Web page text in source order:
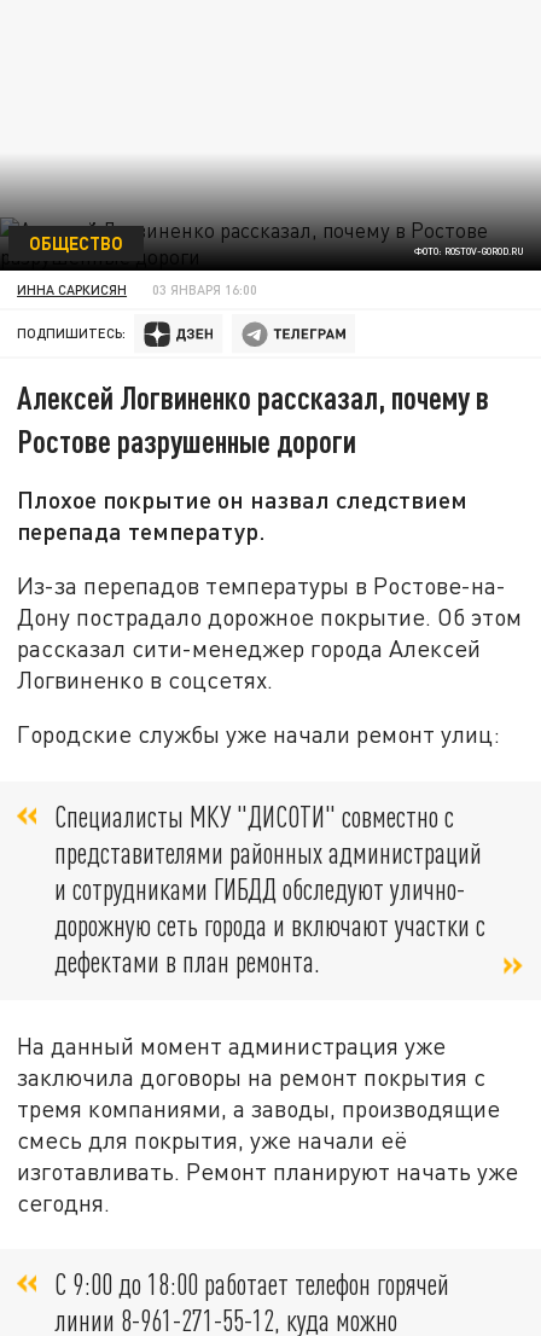
ФОТО: ROSTOV-GOROD.RU
ОБЩЕСТВО
ИННА САРКИСЯН 03 ЯНВАРЯ 16:00
ПОДПИШИТЕСЬ:
Алексей Логвиненко рассказал, почему в
Ростове разрушенные дороги
Плохое покрытие он назвал следствием
перепада температур.
Из-за перепадов температуры в Ростове-на-
Дону пострадало дорожное покрытие. Об этом
рассказал сити-менеджер города Алексей
Логвиненко в соцсетях.
Городские службы уже начали ремонт улиц:
Специалисты МКУ "ДИСОТИ" совместно с
представителями районных администраций
и сотрудниками ГИБДД обследуют улично-
дорожную сеть города и включают участки с
дефектами в план ремонта.
На данный момент администрация уже
заключила договоры на ремонт покрытия с
тремя компаниями, а заводы, производящие
смесь для покрытия, уже начали её
изготавливать. Ремонт планируют начать уже
сегодня.
С 9:00 до 18:00 работает телефон горячей
линии 8-961-271-55-12, куда можно